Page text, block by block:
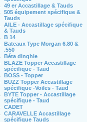
49 er Accastillage & Tauds
505 équipement spécifique &
Tauds
AILE - Accastillage spécifique
& Tauds
B 14
Bateaux Type Morgan 6.80 &
.550
Béta dinghie
BLAZE Topper Accastillage
spécifique - Taud
BOSS - Topper
BUZZ Topper Accastillage
spécifique -Voiles - Taud
BYTE Topper - Accastillage
spécifique - Taud
CADET
CARAVELLE Accastillage
spécifique Tauds